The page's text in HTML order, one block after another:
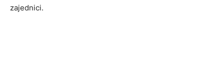
zajednici.